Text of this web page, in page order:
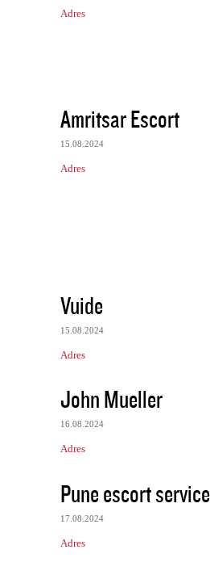
Adres
Amritsar Escort
15.08.2024
Adres
Vuide
15.08.2024
Adres
John Mueller
16.08.2024
Adres
Pune escort service
17.08.2024
Adres